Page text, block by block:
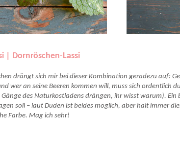
| Dornröschen-Lassi
drängt sich mir bei dieser Kombination geradezu auf:
wer an seine Beeren kommen will, muss sich ordentlich
des Naturkostladens drängen, ihr wisst warum). Ein
soll – laut Duden ist beides möglich, aber halt immer
Farbe. Mag ich sehr!